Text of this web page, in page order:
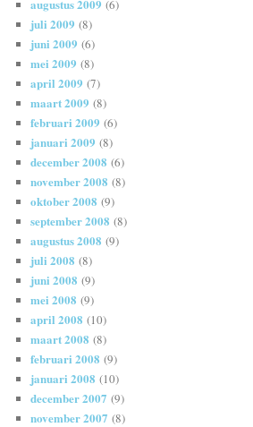
augustus 2009 (6)
juli 2009 (8)
juni 2009 (6)
mei 2009 (8)
april 2009 (7)
maart 2009 (8)
februari 2009 (6)
januari 2009 (8)
december 2008 (6)
november 2008 (8)
oktober 2008 (9)
september 2008 (8)
augustus 2008 (9)
juli 2008 (8)
juni 2008 (9)
mei 2008 (9)
april 2008 (10)
maart 2008 (8)
februari 2008 (9)
januari 2008 (10)
december 2007 (9)
november 2007 (8)